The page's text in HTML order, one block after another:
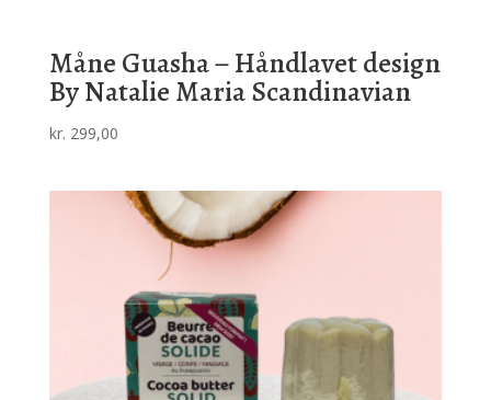
Måne Guasha – Håndlavet design
By Natalie Maria Scandinavian
kr. 299,00